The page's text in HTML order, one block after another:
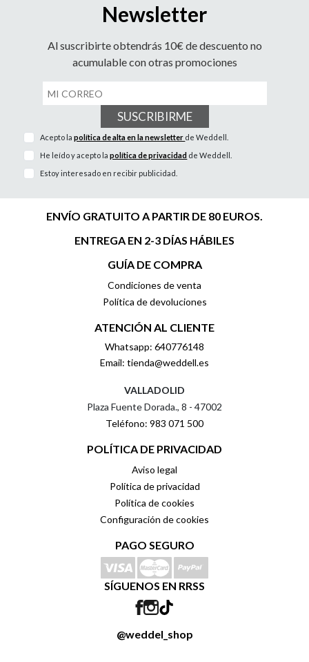
Newsletter
Al suscribirte obtendrás 10€ de descuento no
acumulable con otras promociones
SUSCRIBIRME
Acepto lapolítica de alta en la newsletter de Weddell.
He leído y acepto lapolítica de privacidad de Weddell.
Estoy interesado en recibir publicidad.
ENVÍO GRATUITO A PARTIR DE 80 EUROS.
ENTREGA EN 2-3 DÍAS HÁBILES
GUÍA DE COMPRA
Condiciones de venta
Política de devoluciones
ATENCIÓN AL CLIENTE
Whatsapp: 640776148
Email: tienda@weddell.es
VALLADOLID
Plaza Fuente Dorada., 8 - 47002
Teléfono: 983 071 500
POLÍTICA DE PRIVACIDAD
Aviso legal
Política de privacidad
Política de cookies
Configuración de cookies
PAGO SEGURO
SÍGUENOS EN RRSS
@weddel_shop